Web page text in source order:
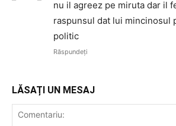
nu il agreez pe miruta dar il
raspunsul dat lui mincinosul
politic
Răspundeți
LĂSAȚI UN MESAJ